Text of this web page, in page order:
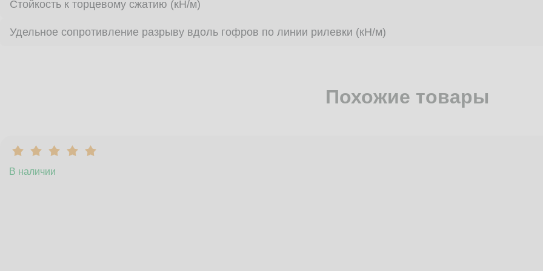
Стойкость к торцевому сжатию (кН/м)
Удельное сопротивление разрыву вдоль гофров по линии рилевки (кН/м)
Похожие товары
В наличии